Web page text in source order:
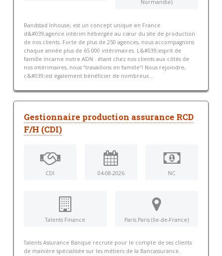
Normandie)
Randstad Inhouse, est un concept unique en France
d&#039;agence intérim hébergée au cœur du site de production
de nos clients. Forte de plus de 250 agences, nous accompagnons
chaque année plus de 65 000 intérimaires. L&#039;esprit de
famille incarne notre ADN : étant chez nos clients aux côtés de
nos intérimaires, nous “travaillons en famille”! Nous rejoindre,
c&#039;est également bénéficier de nombreux...
Gestionnaire production assurance RCD
F/H (CDI)
CDI 04-08-2026 NC
Talents Finance Paris Paris (Ile-de-France)
Talents Assurance Banque recrute pour le compte de ses clients
de manière spécialisée sur les métiers de la Bancassurance.